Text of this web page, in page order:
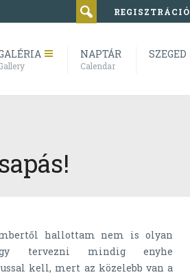
REGISZTRÁCIÓ
NAPTÁR
Calendar
SZEGED
hallottam nem is olyan
tervezni mindig enyhe
kell, mert az közelebb van a